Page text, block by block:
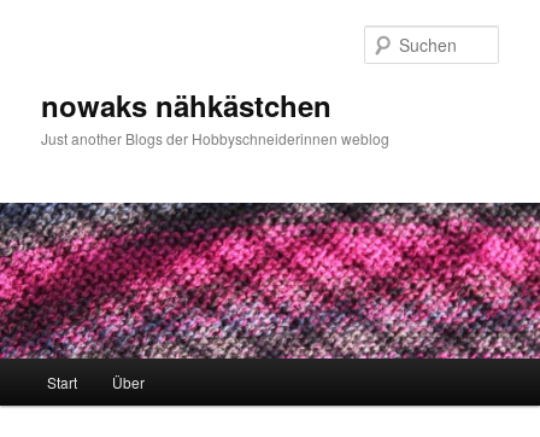
nowaks nähkästchen
Just another Blogs der Hobbyschneiderinnen weblog
Start Über